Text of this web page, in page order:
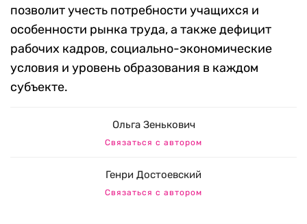
позволит учесть потребности учащихся и
особенности рынка труда, а также дефицит
рабочих кадров, социально-экономические
условия и уровень образования в каждом
субъекте.
Ольга Зенькович
Связаться с автором
Генри Достоевский
Связаться с автором